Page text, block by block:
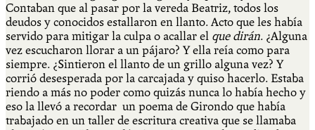
Contaban que al pasar por la vereda Beatriz, todos los
deudos y conocidos estallaron en llanto. Acto que les había
servido para mitigar la culpa o acallar el que dirán. ¿Alguna
vez escucharon llorar a un pájaro? Y ella reía como para
siempre. ¿Sintieron el llanto de un grillo alguna vez? Y
corrió desesperada por la carcajada y quiso hacerlo. Estaba
riendo a más no poder como quizás nunca lo había hecho y
eso la llevó a recordar un poema de Girondo que había
trabajado en un taller de escritura creativa que se llamaba